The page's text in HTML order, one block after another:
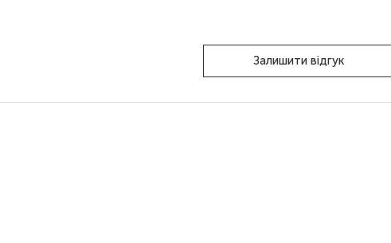
Залишити відгук